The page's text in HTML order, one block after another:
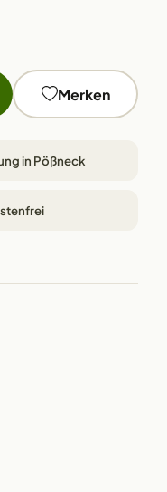
Merken
in Pößneck